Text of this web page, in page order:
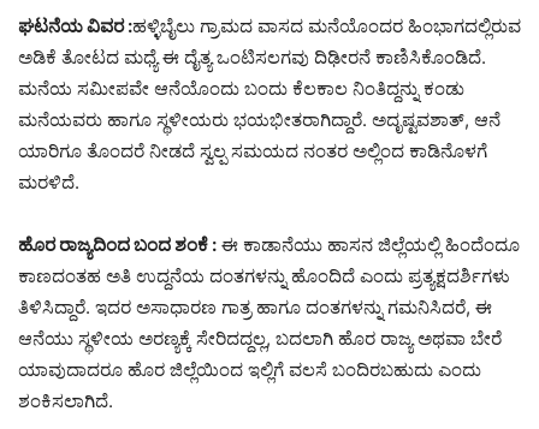
ಘಟನೆಯ ವಿವರ :ಹಳ್ಳಿಬೈಲು ಗ್ರಾಮದ ವಾಸದ ಮನೆಯೊಂದರ ಹಿಂಭಾಗದಲ್ಲಿರುವ
ಅಡಿಕೆ ತೋಟದ ಮಧ್ಯೆ ಈ ದೈತ್ಯ ಒಂಟಿಸಲಗವು ದಿಢೀರನೆ ಕಾಣಿಸಿಕೊಂಡಿದೆ.
ಮನೆಯ ಸಮೀಪವೇ ಆನೆಯೊಂದು ಬಂದು ಕೆಲಕಾಲ ನಿಂತಿದ್ದನ್ನು ಕಂಡು
ಮನೆಯವರು ಹಾಗೂ ಸ್ಥಳೀಯರು ಭಯಭೀತರಾಗಿದ್ದಾರೆ. ಅದೃಷ್ಟವಶಾತ್, ಆನೆ
ಯಾರಿಗೂ ತೊಂದರೆ ನೀಡದೆ ಸ್ವಲ್ಪ ಸಮಯದ ನಂತರ ಅಲ್ಲಿಂದ ಕಾಡಿನೊಳಗೆ
ಮರಳಿದೆ.
ಹೊರ ರಾಜ್ಯದಿಂದ ಬಂದ ಶಂಕೆ : ಈ ಕಾಡಾನೆಯು ಹಾಸನ ಜಿಲ್ಲೆಯಲ್ಲಿ ಹಿಂದೆಂದೂ
ಕಾಣದಂತಹ ಅತಿ ಉದ್ದನೆಯ ದಂತಗಳನ್ನು ಹೊಂದಿದೆ ಎಂದು ಪ್ರತ್ಯಕ್ಷದರ್ಶಿಗಳು
ತಿಳಿಸಿದ್ದಾರೆ. ಇದರ ಅಸಾಧಾರಣ ಗಾತ್ರ ಹಾಗೂ ದಂತಗಳನ್ನು ಗಮನಿಸಿದರೆ, ಈ
ಆನೆಯು ಸ್ಥಳೀಯ ಅರಣ್ಯಕ್ಕೆ ಸೇರಿದದ್ದಲ್ಲ, ಬದಲಾಗಿ ಹೊರ ರಾಜ್ಯ ಅಥವಾ ಬೇರೆ
ಯಾವುದಾದರೂ ಹೊರ ಜಿಲ್ಲೆಯಿಂದ ಇಲ್ಲಿಗೆ ವಲಸೆ ಬಂದಿರಬಹುದು ಎಂದು
ಶಂಕಿಸಲಾಗಿದೆ.